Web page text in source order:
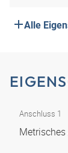
Alle
Anschluss 1